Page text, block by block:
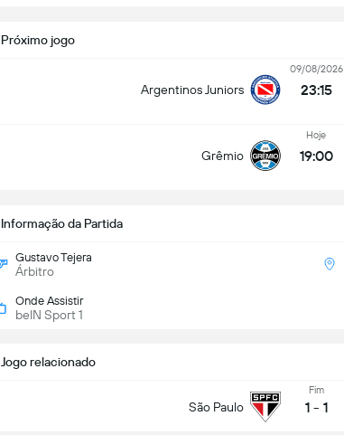
Próximo jogo
Argentinos Juniors
09/08/2026
23:15
Grêmio
Hoje
19:00
Jogo relacionado
São Paulo
Fim
1 - 1
Informação da Partida
Gustavo Tejera
Árbitro
Onde Assistir
beIN Sport 1